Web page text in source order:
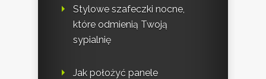
Stylowe szafeczki nocne,
które odmienią Twoją
sypialnię
Jak położyć panele